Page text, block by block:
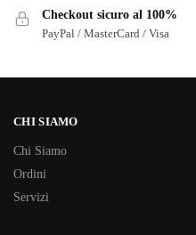
Checkout sicuro al 100%
PayPal / MasterCard / Visa
CHI SIAMO
Chi Siamo
Ordini
Servizi